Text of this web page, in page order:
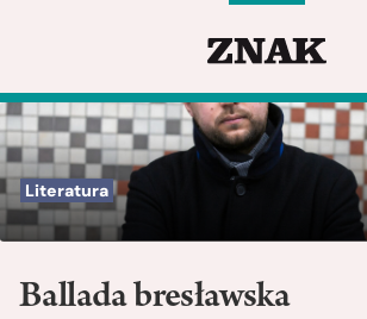
Literatura
Ballada bresławska